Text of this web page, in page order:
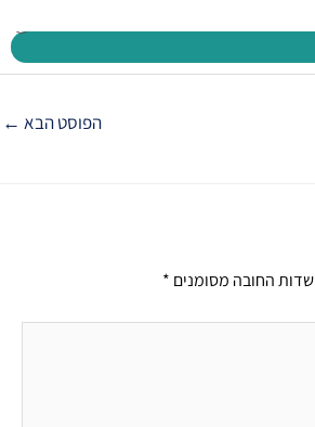
הפוסט הבא ←
שדות החובה מסומנים *